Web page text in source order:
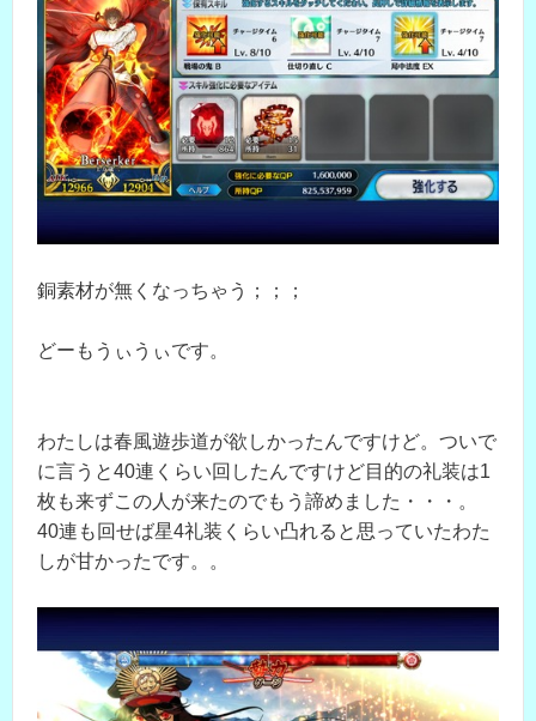
銅素材が無くなっちゃう；；；
どーもうぃうぃです。
わたしは春風遊歩道が欲しかったんですけど。ついで
に言うと40連くらい回したんですけど目的の礼装は1
枚も来ずこの人が来たのでもう諦めました・・・。
40連も回せば星4礼装くらい凸れると思っていたわた
しが甘かったです。。